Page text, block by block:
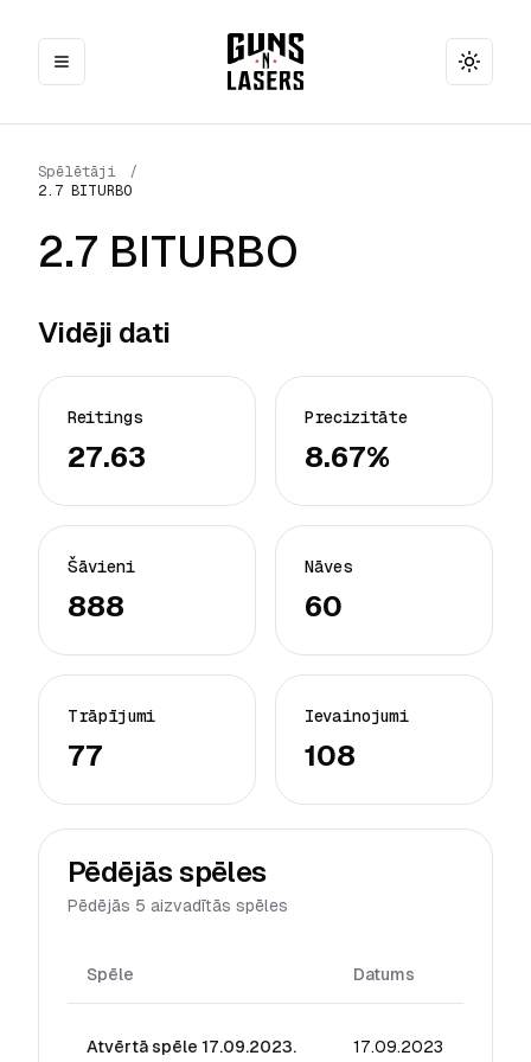
Toggle
Spēlētāji
/
2.7 BITURBO
2.7 BITURBO
Vidēji dati
Reitings
27.63
Precizitāte
8.67%
Šāvieni
888
Nāves
60
Trāpījumi
77
Ievainojumi
108
Pēdējās spēles
Pēdējās 5 aizvadītās spēles
Spēle Datums
Atvērtā spēle 17.09.2023. 17.09.2023